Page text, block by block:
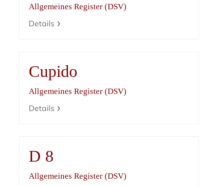
Allgemeines Register (DSV)
Details
Cupido
Allgemeines Register (DSV)
Details
D 8
Allgemeines Register (DSV)